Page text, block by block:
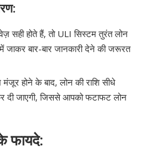
:
सही होते हैं, तो ULI सिस्टम तुरंत लोन
बार-बार जानकारी देने की जरूरत
मंजूर होने के बाद, लोन की राशि सीधे
जाएगी, जिससे आपको फटाफट लोन
फायदे: